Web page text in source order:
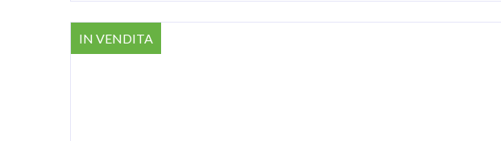
IN VENDITA